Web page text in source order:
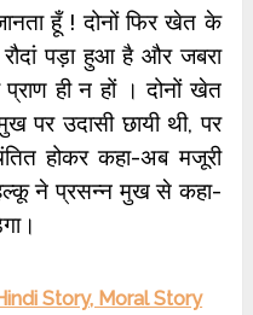
हूँ ! दोनों फिर खेत के
पड़ा हुआ है और जबरा
ही न हों । दोनों खेत
पर उदासी छायी थी, पर
होकर कहा-अब मजूरी
ने प्रसन्न मुख से कहा-
Story, Moral Story